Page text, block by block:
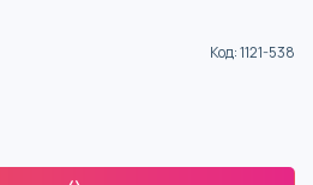
Код:1121-538